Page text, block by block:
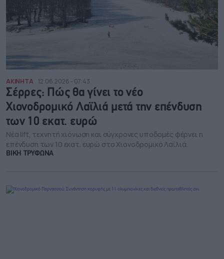
ΑΚΙΝΗΤΑ 12.06.2026 - 07:43
Σέρρες: Πώς θα γίνει το νέο
Χιονοδρομικό Λαϊλιά μετά την επένδυση
των 10 εκατ. ευρώ
Νέα lift, τεχνητή χιόνωση και σύγχρονες υποδομές φέρνει η
επένδυση των 10 εκατ. ευρώ στο Χιονοδρομικό Λαϊλιά.
ΒΙΚΗ ΤΡΥΦΩΝΑ